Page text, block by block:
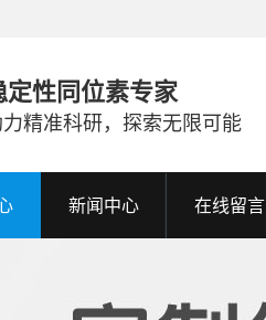
定性同位素专家
精准科研，探索无限可能
新闻中心 在线留言